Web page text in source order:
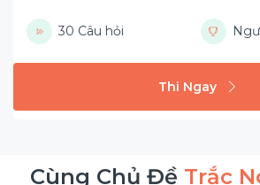
30 Câu hỏi
Thi Ngay
Cùng Chủ Đề Trắc